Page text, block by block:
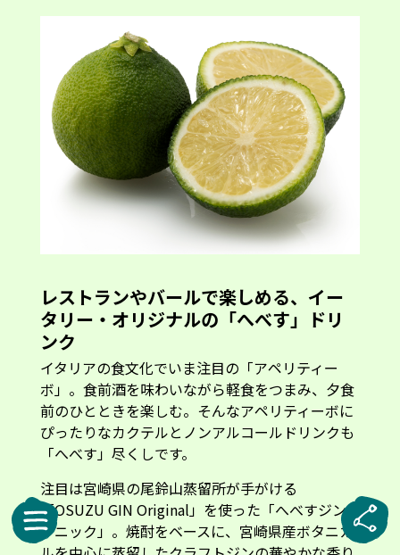
レストランやバールで楽しめる、イー
タリー・オリジナルの「へべす」ドリ
ンク
イタリアの食文化でいま注目の「アペリティー
ボ」。食前酒を味わいながら軽食をつまみ、夕食
前のひとときを楽しむ。そんなアペリティーボに
ぴったりなカクテルとノンアルコールドリンクも
「へべす」尽くしです。
注目は宮崎県の尾鈴山蒸留所が手がける
「OSUZU GIN Original」を使った「へべすジン
トニック」。焼酎をベースに、宮崎県産ボタニカ